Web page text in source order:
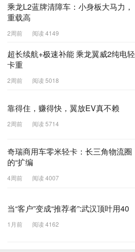
乘龙L2蓝牌清障车：小身板大马力，
重载高
2周前 阅读 4149
超长续航+极速补能 乘龙翼威2纯电轻
卡重
2周前 阅读 5018
靠得住，赚得快，翼放EV真不赖
2周前 阅读 5714
奇瑞商用车零米轻卡：长三角物流圈
的“扩编
4周前 阅读 4007
当“客户”变成“推荐者”:武汉顶叶用40
1月前 阅读 4162